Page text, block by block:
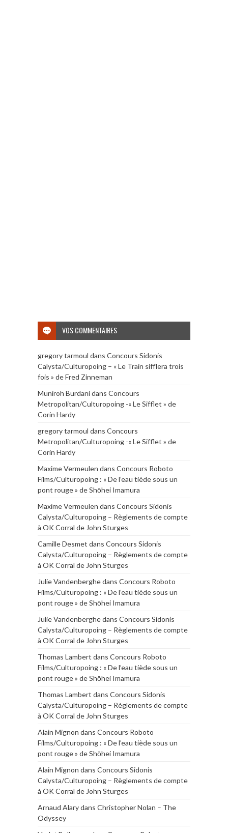
VOS COMMENTAIRES
gregory tarmoul dans Concours Sidonis
Calysta/Culturopoing – « Le Train sifflera trois
fois » de Fred Zinneman
Muniroh Burdanidans Concours
Metropolitan/Culturopoing -« Le Sifflet » de
Corin Hardy
gregory tarmoul dans Concours
Metropolitan/Culturopoing -« Le Sifflet » de
Corin Hardy
Maxime Vermeulen dans Concours Roboto
Films/Culturopoing : « De l’eau tiède sous un
pont rouge » de Shōhei Imamura
Maxime Vermeulen dans Concours Sidonis
Calysta/Culturopoing – Règlements de compte
à OK Corral de John Sturges
Camille Desmet dans Concours Sidonis
Calysta/Culturopoing – Règlements de compte
à OK Corral de John Sturges
Julie Vandenberghedans Concours Roboto
Films/Culturopoing : « De l’eau tiède sous un
pont rouge » de Shōhei Imamura
Julie Vandenberghedans Concours Sidonis
Calysta/Culturopoing – Règlements de compte
à OK Corral de John Sturges
Thomas Lambert dans Concours Roboto
Films/Culturopoing : « De l’eau tiède sous un
pont rouge » de Shōhei Imamura
Thomas Lambert dans Concours Sidonis
Calysta/Culturopoing – Règlements de compte
à OK Corral de John Sturges
Alain Mignon dans Concours Roboto
Films/Culturopoing : « De l’eau tiède sous un
pont rouge » de Shōhei Imamura
Alain Mignon dans Concours Sidonis
Calysta/Culturopoing – Règlements de compte
à OK Corral de John Sturges
Arnaud Alarydans Christopher Nolan – The
Odyssey